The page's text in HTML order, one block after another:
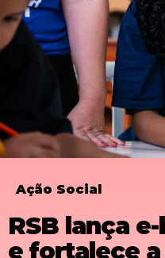
Ação Social
RSB lança
e fortalece a